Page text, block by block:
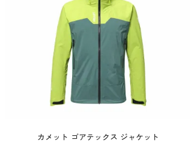
カメット ゴアテックス ジャケット